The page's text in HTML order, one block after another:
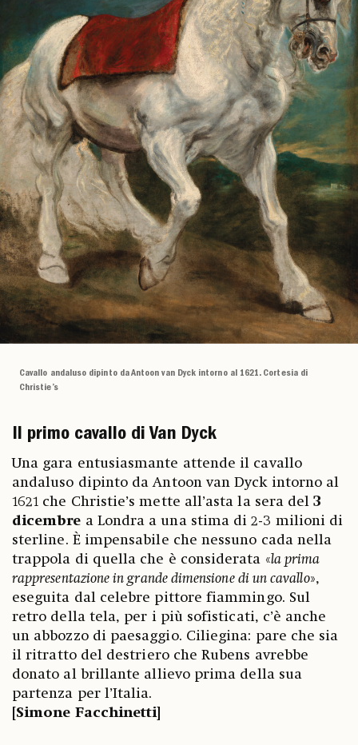
Cavallo andaluso dipinto da Antoon van Dyck intorno al 1621. Cortesia di
Christie’s
Il primo cavallo di Van Dyck
Una gara entusiasmante attende il cavallo
andaluso dipinto da Antoon van Dyck intorno al
1621 che Christie’s mette all’asta la sera del3
dicembre a Londra a una stima di 2-3 milioni di
sterline. È impensabile che nessuno cada nella
trappola di quella che è considerata «la prima
rappresentazione in grande dimensione di un cavallo»,
eseguita dal celebre pittore fiammingo. Sul
retro della tela, per i più sofisticati, c’è anche
un abbozzo di paesaggio. Ciliegina: pare che sia
il ritratto del destriero che Rubens avrebbe
donato al brillante allievo prima della sua
partenza per l’Italia.
[Simone Facchinetti]